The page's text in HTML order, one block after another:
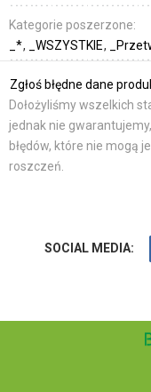
Kategorie poszerzone:
_*
_WSZYSTKIE
Zgłoś błędne dane
Dołożyliśmy wszelkich
jednak nie
błędów, które nie mogą
roszczeń.
SOCIAL MEDIA: